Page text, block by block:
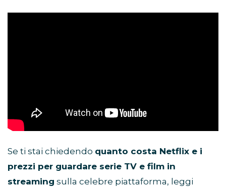
Se ti stai chiedendo quanto costa Netflix e i
prezzi per guardare serie TV e film in
streaming sulla celebre piattaforma, leggi